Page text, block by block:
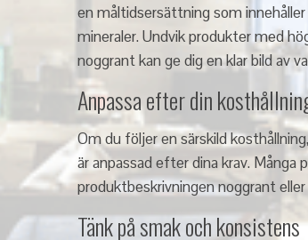
en måltidsersättning som
mineraler. Undvik produkter med
noggrant kan ge dig en klar bild av
Anpassa efter din
Om du följer en särskild
är anpassad efter dina krav. Många
produktbeskrivningen noggrant
Tänk på smak och konsistens